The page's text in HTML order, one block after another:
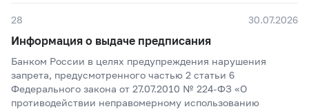
28 30.07.2026
Информация о выдаче предписания
Банком России в целях предупреждения нарушения
запрета, предусмотренного частью 2 статьи 6
Федерального закона от 27.07.2010 № 224-ФЗ «О
противодействии неправомерному использованию